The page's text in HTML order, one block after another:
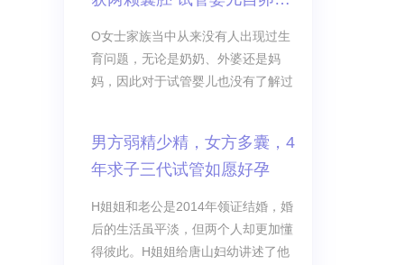
怀成功
O女士家族当中从来没有人出现过生
育问题，无论是奶奶、外婆还是妈
妈，因此对于试管婴儿也没有了解过
男方弱精少精，女方多囊，4
年求子三代试管如愿好孕
H姐姐和老公是2014年领证结婚，婚
后的生活虽平淡，但两个人却更加懂
得彼此。H姐姐给唐山妇幼讲述了他